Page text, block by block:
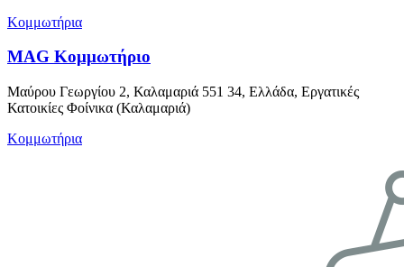
Κομμωτήρια
MAG Κομμωτήριο
Μαύρου Γεωργίου 2, Καλαμαριά 551 34, Ελλάδα, Εργατικές
Κατοικίες Φοίνικα (Καλαμαριά)
Κομμωτήρια